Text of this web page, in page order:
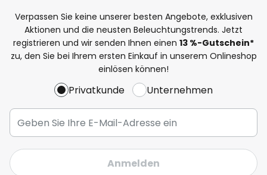
Verpassen Sie keine unserer besten Angebote, exklusiven
Aktionen und die neusten Beleuchtungstrends. Jetzt
registrieren und wir senden Ihnen einen 13 %-Gutschein*
zu, den Sie bei Ihrem ersten Einkauf in unserem Onlineshop
einlösen können!
Privatkunde Unternehmen
Anmelden